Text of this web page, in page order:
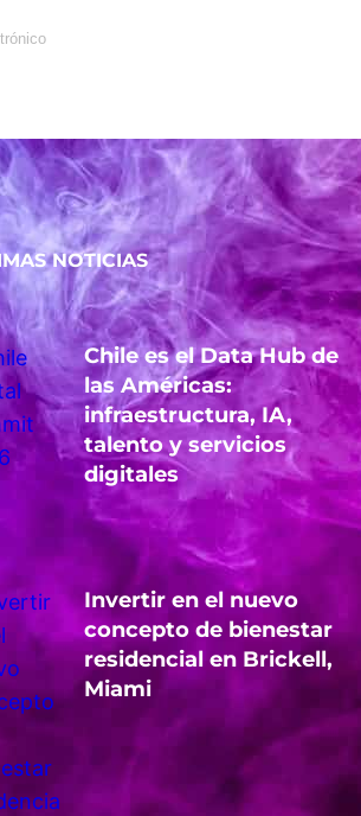
NOTICIAS
Chile es el Data Hub de
las Américas:
infraestructura, IA,
talento y servicios
digitales
Invertir en el nuevo
concepto de bienestar
residencial en Brickell,
Miami